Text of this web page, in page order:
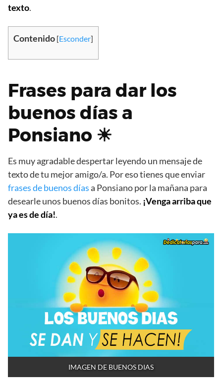
texto.
Contenido [Esconder]
Frases para dar los
buenos días a
Ponsiano ☀
Es muy agradable despertar leyendo un mensaje de
texto de tu mejor amigo/a. Por eso tienes que enviar
frases de buenos díasa Ponsiano por la mañana para
desearle unos buenos días bonitos. ¡Venga arriba que
ya es de día!.
IMAGEN DE BUENOS DIAS